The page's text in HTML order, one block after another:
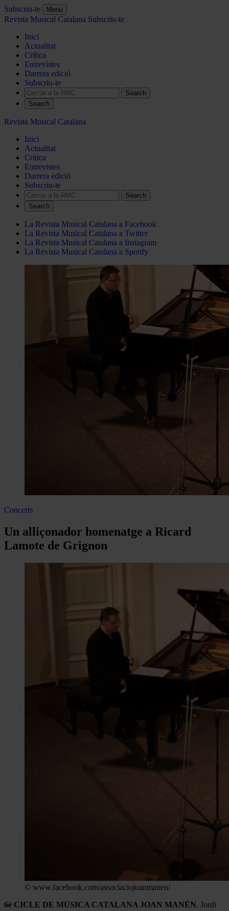
Subscriu-te Menú
Revista Musical Catalana Subscriu-te
Inici
Actualitat
Crítica
Entrevistes
Darrera edició
Subscriu-te
Search
Revista Musical Catalana
Inici
Actualitat
Crítica
Entrevistes
Darrera edició
Subscriu-te
Search
La Revista Musical Catalana a Facebook
La Revista Musical Catalana a Twitter
La Revista Musical Catalana a Instagram
La Revista Musical Catalana a Spotify
Concerts
Un alliçonador homenatge a Ricard
Lamote de Grignon
© www.facebook.com/associaciojoanmanen/
6è CICLE DE MÚSICA CATALANA JOAN MANÉN. Jordi